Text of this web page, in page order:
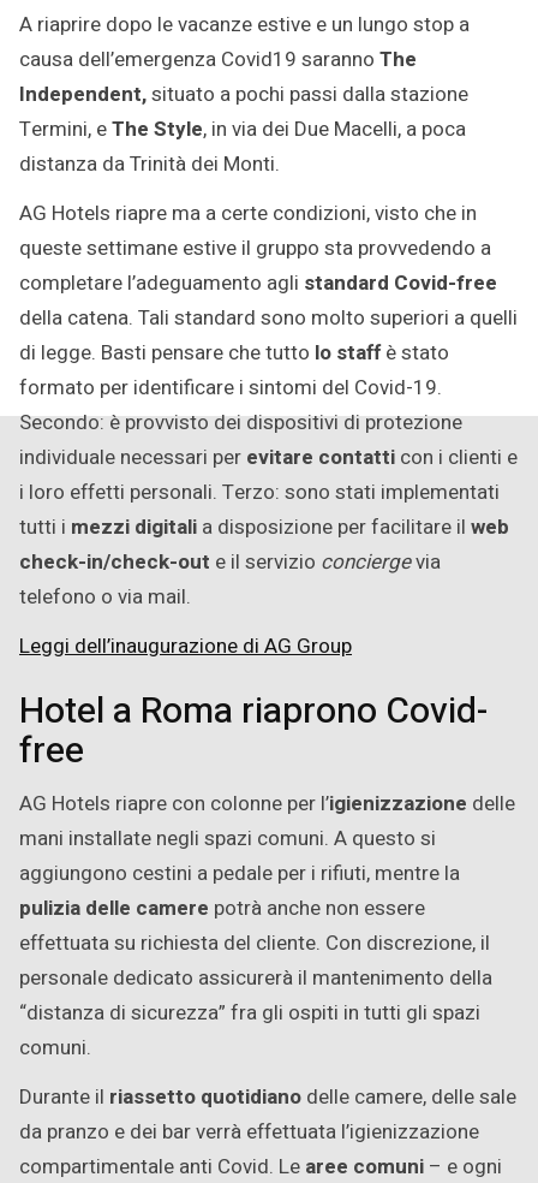
A riaprire dopo le vacanze estive e un lungo stop a
causa dell’emergenza Covid19 saranno The
Independent,situato a pochi passi dalla stazione
Termini, eThe Style, in via dei Due Macelli, a poca
distanza da Trinità dei Monti.
AG Hotels riapre ma a certe condizioni, visto che in
queste settimane estive il gruppo sta provvedendo a
completare l’adeguamento agli standard Covid-free
della catena. Tali standard sono molto superiori a quelli
di legge. Basti pensare che tutto lo staffè stato
formato per identificare i sintomi del Covid-19.
Secondo: è provvisto dei dispositivi di protezione
individuale necessari per evitare contatti con i clienti e
i loro effetti personali. Terzo: sono stati implementati
tutti i mezzi digitali a disposizione per facilitare il web
check-in/check-out e il servizio conciergevia
telefono o via mail.
Leggi dell’inaugurazione di AG Group
Hotel a Roma riaprono Covid-
free
AG Hotels riapre con colonne per l’igienizzazione delle
mani installate negli spazi comuni. A questo si
aggiungono cestini a pedale per i rifiuti, mentre la
pulizia delle camere potrà anche non essere
effettuata su richiesta del cliente. Con discrezione, il
personale dedicato assicurerà il mantenimento della
“distanza di sicurezza” fra gli ospiti in tutti gli spazi
comuni.
Durante il riassetto quotidiano delle camere, delle sale
da pranzo e dei bar verrà effettuata l’igienizzazione
compartimentale anti Covid. Le aree comuni – e ogni